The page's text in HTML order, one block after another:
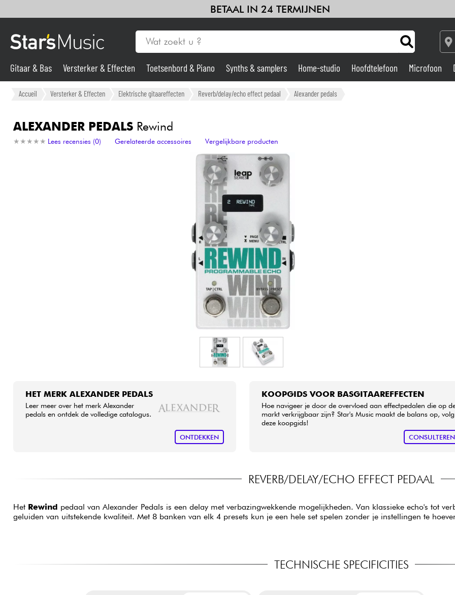
BETAAL IN 24 TERMIJNEN
Gitaar & Bas Versterker & Effecten
Synths & samplers
Drums & percussie
Sets
Gitaar & Bas Versterker & Effecten Toetsenbord & Piano Synths & samplers Home-studio Hoofdtelefoon Microfoon
Accueil Versterker & Effecten Elektrische gitaareffecten Reverb/delay/echo effect pedaal Alexander pedals
ALEXANDER PEDALSRewind
★ ★ ★ ★ ★
★ ★ ★ ★ ★ Lees recensies (0) Gerelateerde accessoires Vergelijkbare producten
HET MERK ALEXANDER PEDALS
Leer meer over het merk Alexander
pedals en ontdek de volledige catalogus.
ONTDEKKEN
KOOPGIDS VOOR BASGITAAREFFECTEN
Hoe navigeer je door de overvloed aan effectpedalen die op
markt verkrijgbaar zijn? Star's Music maakt de balans op, volg
deze koopgids!
CONSULTEREN
REVERB/DELAY/ECHO EFFECT PEDAAL
Het Rewind pedaal van Alexander Pedals is een delay met verbazingwekkende mogelijkheden. Van klassieke echo's tot
geluiden van uitstekende kwaliteit. Met 8 banken van elk 4 presets kun je een hele set spelen zonder je instellingen te
TECHNISCHE SPECIFICITIES